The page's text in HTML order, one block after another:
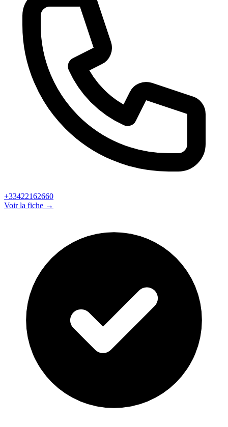
+33422162660
Voir la fiche →